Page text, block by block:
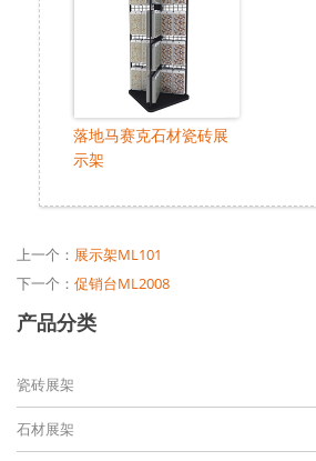
落地马赛克石材瓷砖展
示架
上一个： 展示架ML101
下一个： 促销台ML2008
产品分类
瓷砖展架
石材展架